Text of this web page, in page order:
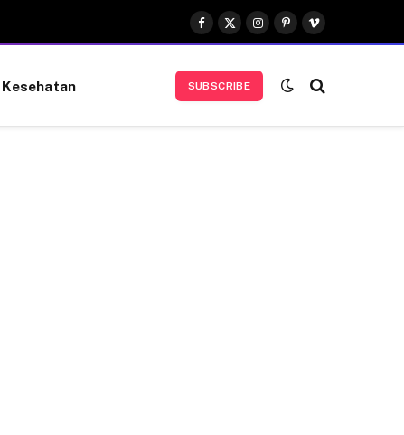
Facebook
X
(Twitter)
Instagram
Pinterest
Vimeo
Kesehatan SUBSCRIBE